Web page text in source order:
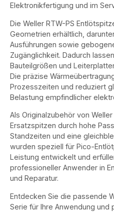
Elektronikfertigung und im
Die Weller RTW-PS
Geometrien erhältlich,
Ausführungen sowie
Zugänglichkeit. Dadurch
Bauteilgrößen und
Die präzise
Prozesszeiten und reduziert
Belastung empfindlicher
Als Originalzubehör von
Ersatzspitzen durch hohe
Standzeiten und eine
wurden speziell für Pico-
Leistung entwickelt und
professioneller Anwender in
und Reparatur.
Entdecken Sie die passende
Serie für Ihre Anwendung und